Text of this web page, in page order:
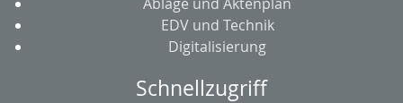
EDV und Technik
Digitalisierung
Schnellzugriff